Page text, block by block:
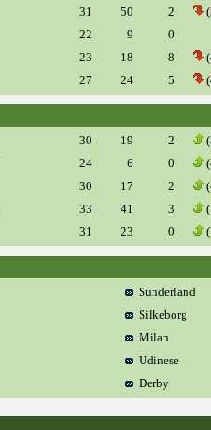
31 50 2
22 9
0
23 18 8
27 24 5
30 19 2
24 6 0
30 17 2
33 41 3
31 23 0
Sunderland
Silkeborg
Milan
Udinese
Derby